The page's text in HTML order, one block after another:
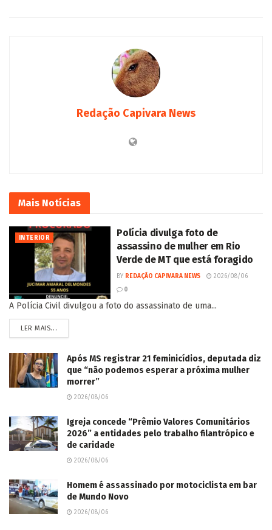
Redação Capivara News
Mais Notícias
INTERIOR
Polícia divulga foto de
assassino de mulher em Rio
Verde de MT que está foragido
BY REDAÇÃO CAPIVARA NEWS
2026/08/06
0
A Polícia Civil divulgou a foto do assassinato de uma...
LER MAIS...
Após MS registrar 21 feminicídios, deputada diz
que “não podemos esperar a próxima mulher
morrer”
2026/08/06
Igreja concede “Prêmio Valores Comunitários
2026” a entidades pelo trabalho filantrópico e
de caridade
2026/08/06
Homem é assassinado por motociclista em bar
de Mundo Novo
2026/08/06